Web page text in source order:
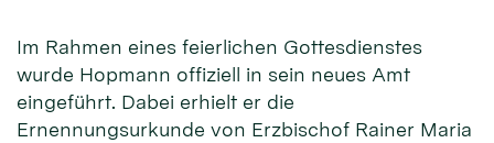
Im Rahmen eines feierlichen Gottesdienstes
wurde Hopmann offiziell in sein neues Amt
eingeführt. Dabei erhielt er die
Ernennungsurkunde von Erzbischof Rainer Maria